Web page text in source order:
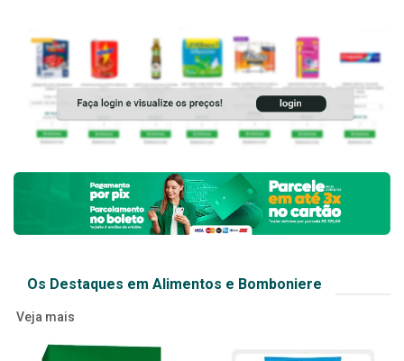
Os Destaques em Alimentos e Bomboniere
Veja mais